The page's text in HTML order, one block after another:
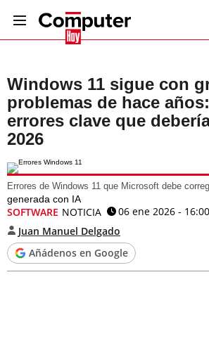
Windows 11 sigue con
problemas de hace
errores clave que
2026
Errores de Windows 11 que Microsoft debe
generada con IA
SOFTWARE NOTICIA
06 ene 2026 - 16:00
Juan Manuel Delgado
Añádenos en Google